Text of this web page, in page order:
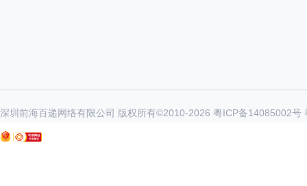
深圳前海百递网络有限公司 版权所有©2010-2026 粤ICP备14085002号